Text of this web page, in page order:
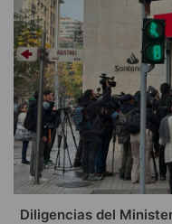
Diligencias del